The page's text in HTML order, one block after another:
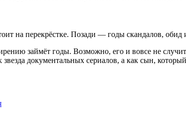
на перекрёстке. Позади — годы скандалов,
займёт годы. Возможно, его и вовсе не
документальных сериалов, а как сын,